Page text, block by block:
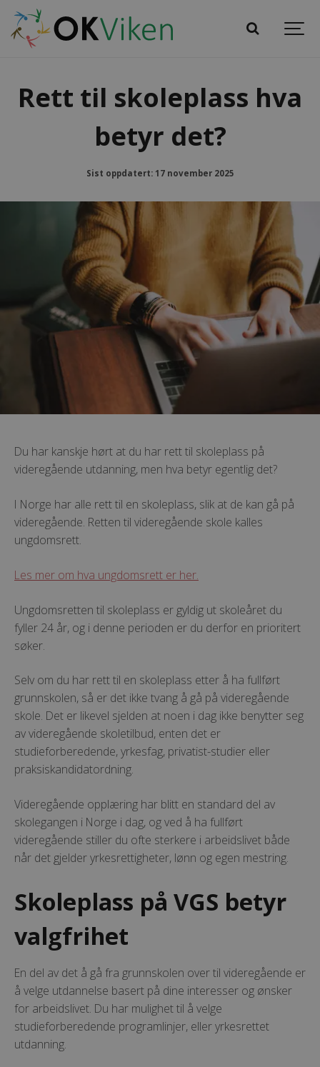
Rett til skoleplass hva
betyr det?
Sist oppdatert: 17 november 2025
Du har kanskje hørt at du har rett til skoleplass på
videregående utdanning, men hva betyr egentlig det?
I Norge har alle rett til en skoleplass, slik at de kan gå på
videregående. Retten til videregående skole kalles
ungdomsrett.
Les mer om hva ungdomsrett er her.
Ungdomsretten til skoleplass er gyldig ut skoleåret du
fyller 24 år, og i denne perioden er du derfor en prioritert
søker.
Selv om du har rett til en skoleplass etter å ha fullført
grunnskolen, så er det ikke tvang å gå på videregående
skole. Det er likevel sjelden at noen i dag ikke benytter seg
av videregående skoletilbud, enten det er
studieforberedende, yrkesfag, privatist-studier eller
praksiskandidatordning.
Videregående opplæring har blitt en standard del av
skolegangen i Norge i dag, og ved å ha fullført
videregående stiller du ofte sterkere i arbeidslivet både
når det gjelder yrkesrettigheter, lønn og egen mestring.
Skoleplass på VGS betyr
valgfrihet
En del av det å gå fra grunnskolen over til videregående er
å velge utdannelse basert på dine interesser og ønsker
for arbeidslivet. Du har mulighet til å velge
studieforberedende programlinjer, eller yrkesrettet
utdanning.